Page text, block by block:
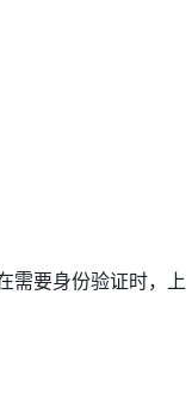
需要身份验证时，上